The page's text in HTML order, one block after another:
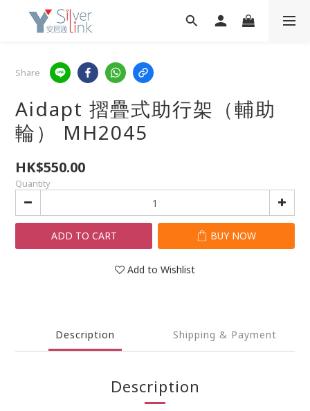
Share
Aidapt 摺疊式助行架（輔助
輪） MH2045
HK$550.00
Quantity
ADD TO CART BUY NOW
Add to Wishlist
Description Shipping & Payment
Description